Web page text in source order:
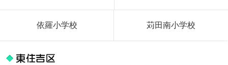
依羅小学校 苅田南小学校